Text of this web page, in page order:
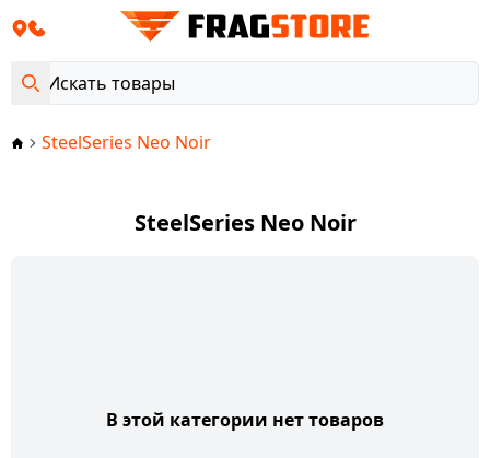
SteelSeries Neo Noir
SteelSeries Neo Noir
В этой категории нет товаров